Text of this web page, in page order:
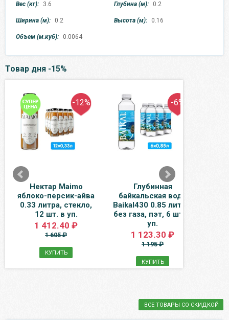
Вес (кг): 3.6 Глубина (м): 0.2
Ширина (м): 0.2 Высота (м): 0.16
Объем (м.куб): 0.0064
Товар дня -15%
-12%
Нектар Maimo
яблоко-персик-айва
0.33 литра, стекло,
12 шт. в уп.
1 412.40 ₽
1 605 ₽
КУПИТЬ
-6%
Глубинная
байкальская вода
Baikal430 0.85 литра,
без газа, пэт, 6 шт. в
уп.
1 123.30 ₽
1 195 ₽
КУПИТЬ
ВСЕ ТОВАРЫ СО СКИДКОЙ